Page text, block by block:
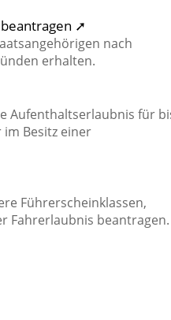
➚
nach
erhalten.
Aufenthaltserlaubnis für
im Besitz einer
Führerscheinklassen,
Fahrerlaubnis beantragen.